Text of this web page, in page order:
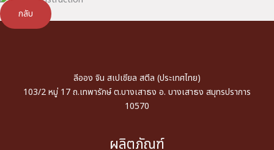
กลับ
ลีออง จิน สเปเชียล สตีล (ประเทศไทย)
103/2 หมู่ 17 ถ.เทพารักษ์ ต.บางเสาธง อ. บางเสาธง สมุทรปราการ
10570
ผลิตภัณฑ์